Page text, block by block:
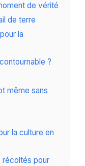
de vérité
de terre
la
?
même sans
la culture en
récoltés pour